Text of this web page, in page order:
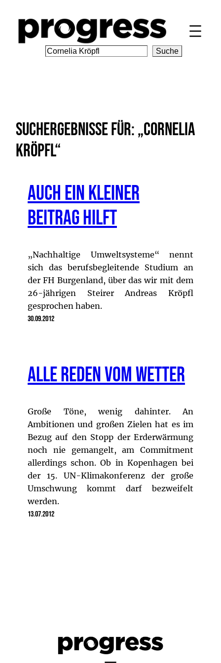
Inhalt
springen
S
Suche
Suchergebnisse für: „Cornelia
Kröpfl“
Auch ein kleiner
Beitrag hilft
„Nachhaltige Umweltsysteme“ nennt
sich das berufsbegleitende Studium an
der FH Burgenland, über das wir mit dem
26-jährigen Steirer Andreas Kröpfl
gesprochen haben.
30.09.2012
Alle reden vom Wetter
Große Töne, wenig dahinter. An
Ambitionen und großen Zielen hat es im
Bezug auf den Stopp der Erderwärmung
noch nie gemangelt, am Commitment
allerdings schon. Ob in Kopenhagen bei
der 15. UN-Klimakonferenz der große
Umschwung kommt darf bezweifelt
werden.
13.07.2012